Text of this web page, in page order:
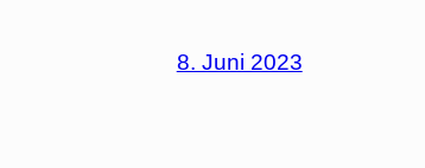
8. Juni 2023